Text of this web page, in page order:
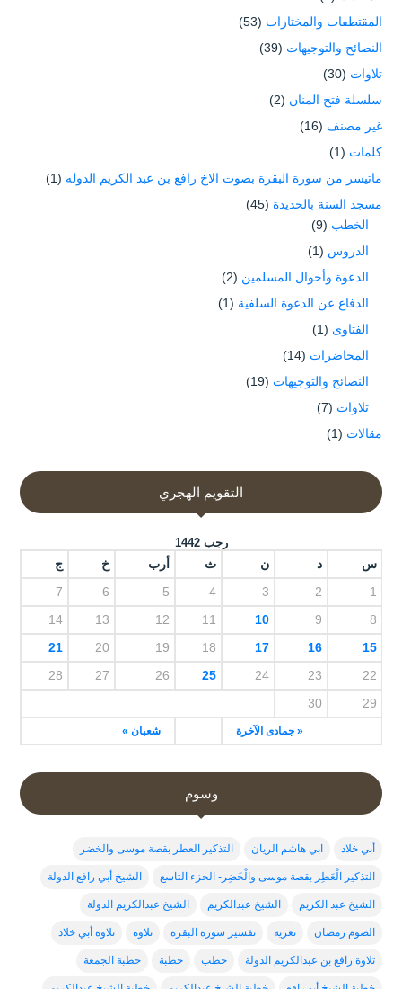
المقتطفات والمختارات (53)
النصائح والتوجيهات (39)
تلاوات (30)
سلسلة فتح المنان (2)
غير مصنف (16)
كلمات (1)
ماتيسر من سورة البقرة بصوت الاخ رافع بن عبد الكريم الدوله (1)
مسجد السنة بالحديدة (45)
الخطب (9)
الدروس (1)
الدعوة وأحوال المسلمين (2)
الدفاع عن الدعوة السلفية (1)
الفتاوى (1)
المحاضرات (14)
النصائح والتوجيهات (19)
تلاوات (7)
مقالات (1)
التقويم الهجري
رجب 1442
س د ن ث أرب خ ج
« جمادى الآخرة شعبان »
1
2
3
4
5
6
7
8
9
10
11
12
13
14
15
16
17
18
19
20
21
22
23
24
25
26
27
28
29
30
وسوم
أبي خلاد ابي هاشم الريان التذكير العطر بقصة موسى والخضر
التذكير الْعَطِر بقصة موسى والْخَضِر- الجزء التاسع الشيخ أبي رافع الدولة
الشيخ عبد الكريم الشيخ عبدالكريم الشيخ عبدالكريم الدولة
الصوم رمضان تعزية تفسير سورة البقرة تلاوة تلاوة أبي خلاد
تلاوة رافع بن عبدالكريم الدولة خطب خطبة خطبة الجمعة